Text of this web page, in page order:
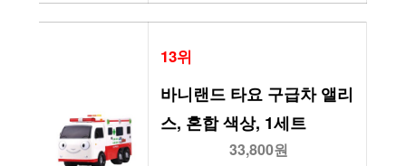
13위
바니랜드 타요 구급차 앨리
스, 혼합 색상, 1세트
33,800원